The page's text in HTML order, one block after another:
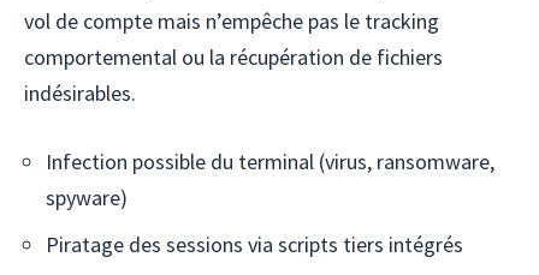
vol de compte mais n’empêche pas le tracking
comportemental ou la récupération de fichiers
indésirables.
Infection possible du terminal (virus, ransomware,
spyware)
Piratage des sessions via scripts tiers intégrés